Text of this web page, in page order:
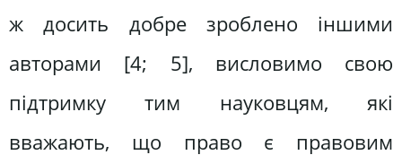
ж досить добре зроблено іншими
авторами [4; 5], висловимо свою
підтримку тим науковцям, які
вважають, що право є правовим